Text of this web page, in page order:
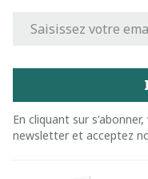
En cliquant sur
newsletter et acceptez